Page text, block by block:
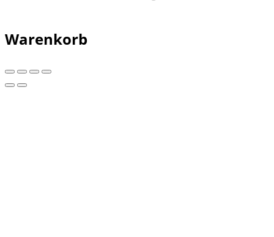
Warenkorb